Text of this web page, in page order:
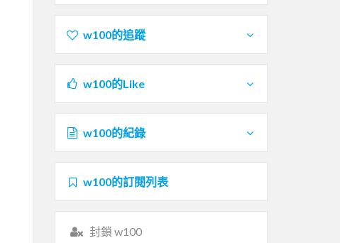
w100的追蹤
w100的Like
w100的紀錄
w100的訂閱列表
封鎖 w100